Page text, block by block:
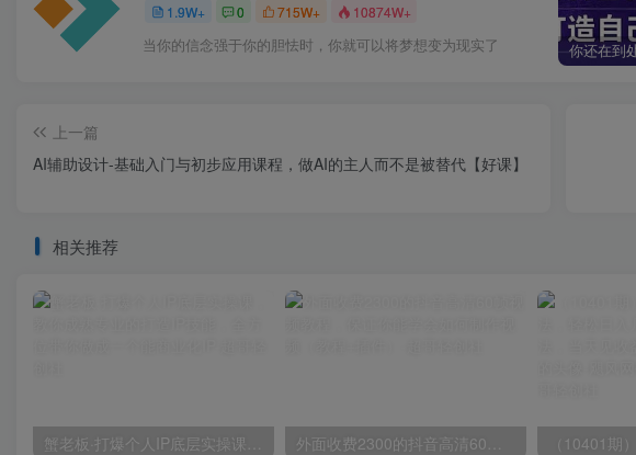
1.9W+ 0 715W+ 10874W+
当你的信念强于你的胆怯时，你就可以将梦想变为现实了
上一篇
AI辅助设计-基础入门与初步应用课程，做AI的主人而不是被替代【好课】
相关推荐
蟹老板·打爆个人IP底层实操课，教你成熟专业的打造IP技能，全方位带你做成一个能商业化IP 外面收费2300的抖音高清60帧视频教程，保证你能学会如何制作视频（教程+插件）